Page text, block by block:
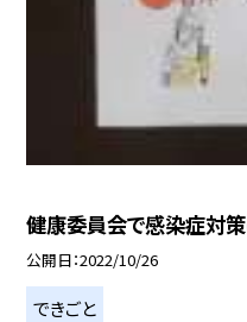
健康委員会で感染症対
公開日 2022/10/26
できごと